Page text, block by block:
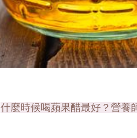
什麼時候喝蘋果醋最好？營養